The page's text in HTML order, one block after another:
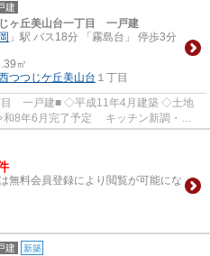
建
ヶ丘美山台一丁目 一戸建
」駅 バス18分 「霧島台」 停歩3分
㎡
つつじケ丘美山台 １丁目
一戸建■ ◇平成11年4月建築 ◇土地
年6月完了予定 キッチン新調・浴
全室クロス...
無料会員登録により閲覧が可能にな
建 新築